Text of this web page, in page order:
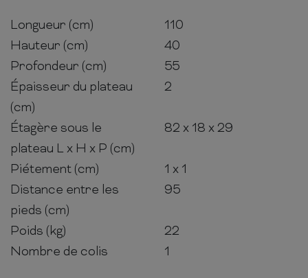
Longueur (cm)
110
Hauteur (cm)
40
Profondeur (cm)
55
Épaisseur du plateau
(cm)
2
Étagère sous le
plateau L x H x P (cm)
82 x 18 x 29
Piétement (cm)
1 x 1
Distance entre les
pieds (cm)
95
Poids (kg)
22
Nombre de colis
1